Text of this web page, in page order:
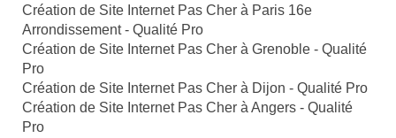
Création de Site Internet Pas Cher à Paris 16e
Arrondissement - Qualité Pro
Création de Site Internet Pas Cher à Grenoble - Qualité
Pro
Création de Site Internet Pas Cher à Dijon - Qualité Pro
Création de Site Internet Pas Cher à Angers - Qualité
Pro